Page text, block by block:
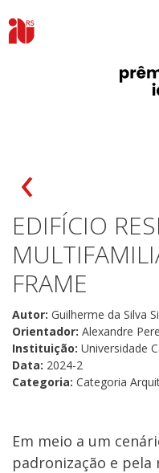
‹
EDIFÍCIO
FRAME
Autor: Guilherme da Silva
Orientador: Alexandre
Instituição: Universidade
Data: 2024-2
Categoria: Categoria
Em meio a um
padronização e